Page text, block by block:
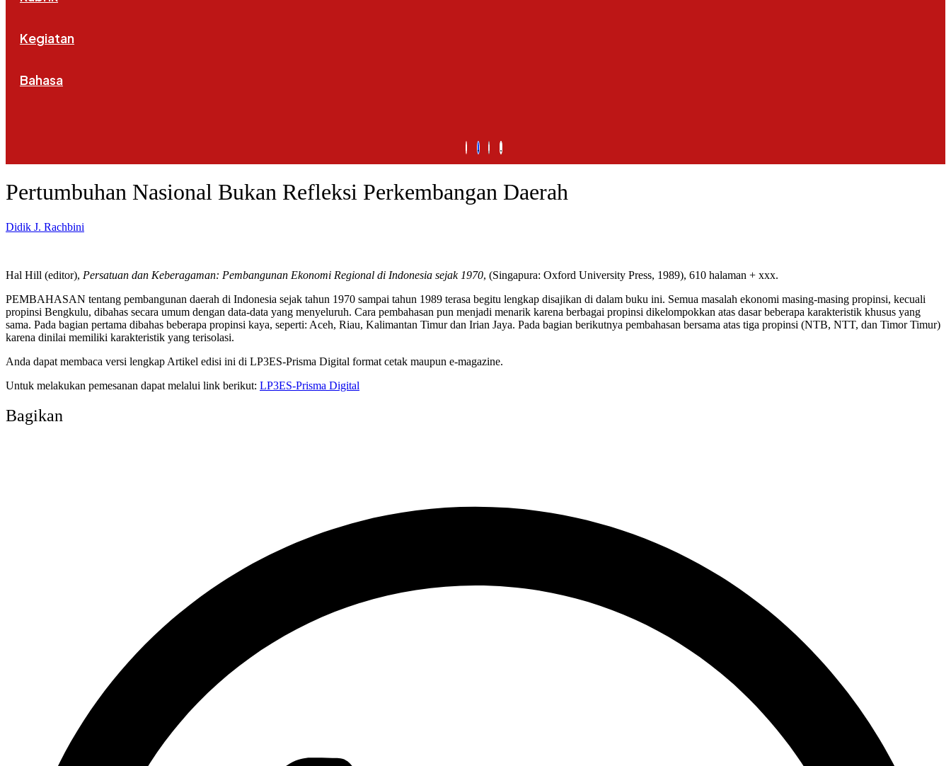
Kegiatan
Bahasa
Pertumbuhan Nasional Bukan Refleksi Perkembangan Daerah
Didik J. Rachbini
Hal Hill (editor), Persatuan dan Keberagaman: Pembangunan Ekonomi Regional di Indonesia sejak 1970, (Singapura: Oxford University Press, 1989), 610 halaman + xxx.
PEMBAHASAN tentang pembangunan daerah di Indonesia sejak tahun 1970 sampai tahun 1989 terasa begitu lengkap disajikan di dalam buku ini. Semua masalah ekonomi masing-masing propinsi, kecuali
propinsi Bengkulu, dibahas secara umum dengan data-data yang menyeluruh. Cara pembahasan pun menjadi menarik karena berbagai propinsi dikelompokkan atas dasar beberapa karakteristik khusus yang
sama. Pada bagian pertama dibahas beberapa propinsi kaya, seperti: Aceh, Riau, Kalimantan Timur dan Irian Jaya. Pada bagian berikutnya pembahasan bersama atas tiga propinsi (NTB, NTT, dan Timor Timur)
karena dinilai memiliki karakteristik yang terisolasi.
Anda dapat membaca versi lengkap Artikel edisi ini di LP3ES-Prisma Digital format cetak maupun e-magazine.
Untuk melakukan pemesanan dapat melalui link berikut: LP3ES-Prisma Digital
Bagikan